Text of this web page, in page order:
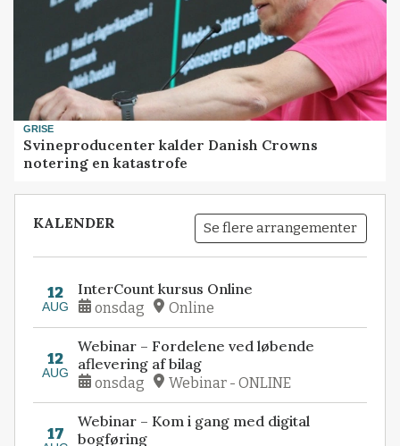
GRISE
Svineproducenter kalder Danish Crowns
notering en katastrofe
KALENDER Se flere arrangementer
12
AUG
InterCount kursus Online
onsdag Online
12
AUG
Webinar – Fordelene ved løbende
aflevering af bilag
onsdag Webinar - ONLINE
17
Webinar – Kom i gang med digital
bogføring